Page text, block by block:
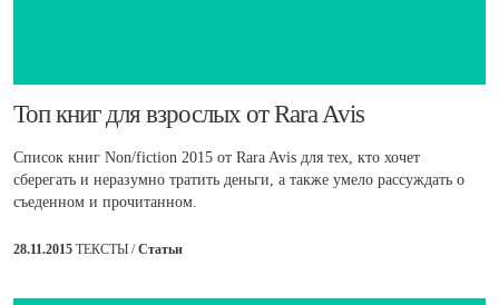
​Топ книг для взрослых от Rara Avis
Список книг Non/fiction 2015 от Rara Avis для тех, кто хочет
сберегать и неразумно тратить деньги, а также умело рассуждать о
съеденном и прочитанном.
28.11.2015 ТЕКСТЫ /Статьи